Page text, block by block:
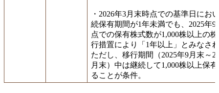
・2026年3月末時点での基準日にお
続保有期間が1年未満でも、2025年9
点での保有株式数が1,000株以上の
行措置により「1年以上」とみなさ
ただし、移行期間（2025年9月末～
月末）中は継続して1,000株以上保
ることが条件。